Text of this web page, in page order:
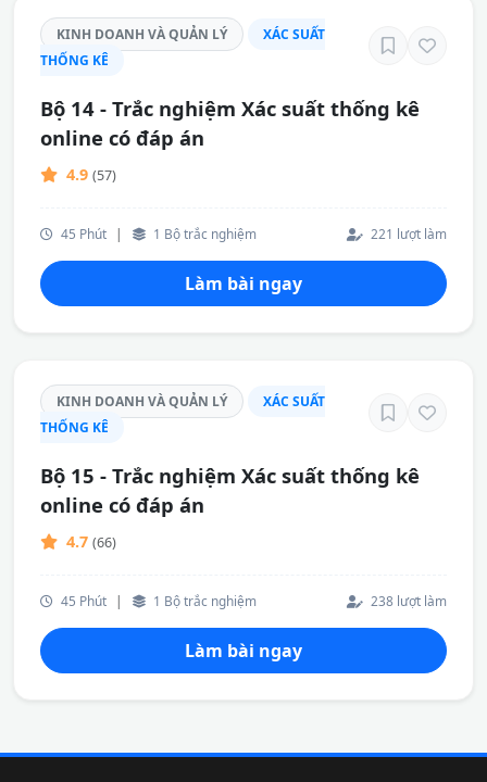
KINH DOANH VÀ QUẢN LÝ
XÁC SUẤT
THỐNG KÊ
Bộ 14 - Trắc nghiệm Xác suất thống kê
online có đáp án
4.9 (57)
45 Phút | 1 Bộ trắc nghiệm 221 lượt làm
Làm bài ngay
KINH DOANH VÀ QUẢN LÝ
XÁC SUẤT
THỐNG KÊ
Bộ 15 - Trắc nghiệm Xác suất thống kê
online có đáp án
4.7 (66)
45 Phút | 1 Bộ trắc nghiệm 238 lượt làm
Làm bài ngay